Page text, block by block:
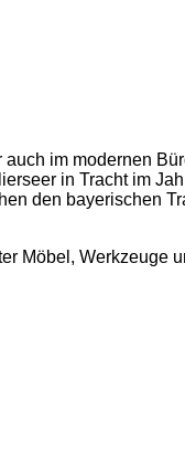
im modernen
in Tracht im
den bayerischen
Möbel, Werkzeuge